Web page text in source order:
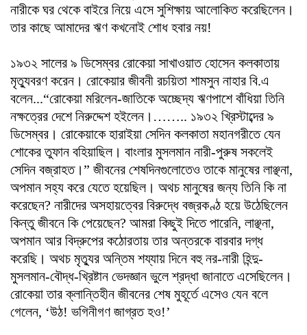
নারীকে ঘর থেকে বাইরে নিয়ে এসে সুশিক্ষায় আলোকিত করেছিলেন।
তার কাছে আমাদের ঋণ কখনো‌ই শোধ হবার নয়!
১৯৩২ সালের ৯ ডিসেম্বর রোকেয়া সাখাওয়াত হোসেন কলকাতায়
মৃত্যুবরণ করেন। রোকেয়ার জীবনী রচয়িতা শামসুন নাহার বি.এ
বলেন...“রোকেয়া মরিলেন-জাতিকে অচ্ছেদ্য ঋণপাশে বাঁধিয়া তিনি
নক্ষত্রের দেশে নিরুদ্দেশ হ‌ইলেন।…….. ১৯৩২ খ্রিস্টাব্দের ৯
ডিসেম্বর। রোকেয়াকে হারা‌ইয়া সেদিন কলকাতা মহানগরীতে যেন
শোকের তুফান বহিয়াছিল। বাংলার মুসলমান নারী-পুরুষ সকলেই
সেদিন বজ্রাহত।” জীবনের শেষদিনগুলোতেও তাকে মানুষের লাঞ্ছনা,
অপমান সহ্য করে যেতে হয়েছিল। অথচ মানুষের জন্য তিনি কি না
করেছেন? নারীদের অসহায়ত্বের বিরুদ্ধে বজ্রকণ্ঠ হয়ে উঠেছিলেন
কিন্তু জীবনে কি পেয়েছেন? আমরা কিছুই দিতে পারেনি, লাঞ্ছনা,
অপমান আর বিদ্রুপের কঠোরতায় তার অন্তরকে বারবার দগ্ধ
করেছি। অথচ মৃত্যুর অন্তিম শয্যায় দিনে বহু নর-নারী হিন্দু-
মুসলমান-বৌদ্ধ-খ্রিষ্টান ভেদজ্ঞান ভুলে শ্রদ্ধা জানাতে এসেছিলেন।
রোকেয়া তার ক্লান্তিহীন জীবনের শেষ মুহূর্তে এসেও যেন বলে
গেলেন, ‘উঠ! ভগিনীগণ জাগ্রত হ‌ও!’